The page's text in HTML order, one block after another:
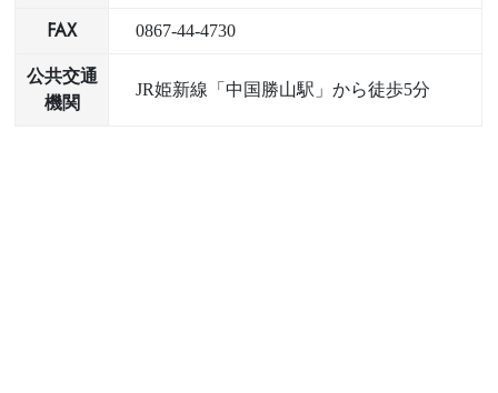
FAX 0867-44-4730
公共交通
機関
JR姫新線「中国勝山駅」から徒歩5分